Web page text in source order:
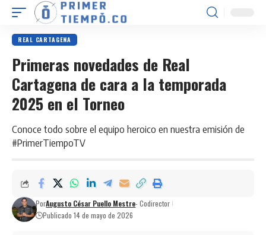
REAL CARTAGENA
Primeras novedades de Real
Cartagena de cara a la temporada
2025 en el Torneo
Conoce todo sobre el equipo heroico en nuestra emisión de
#PrimerTiempoTV
PorAugusto César Puello Mestre- Codirector
Publicado 14 de mayo de 2026